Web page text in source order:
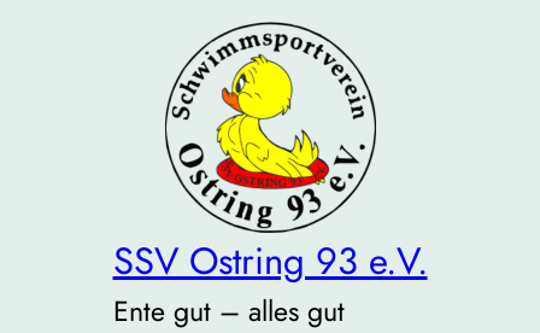
SSV Ostring 93 e.V.
Ente gut – alles gut